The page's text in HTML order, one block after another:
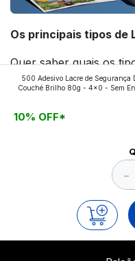
Os principais tipos de
Quer saber quais os
aplicados nos
continue a leitura que
500 Adesivo Lacre de Segurança
Couché Brilho 80g - 4x0 - Sem
10% OFF*
−